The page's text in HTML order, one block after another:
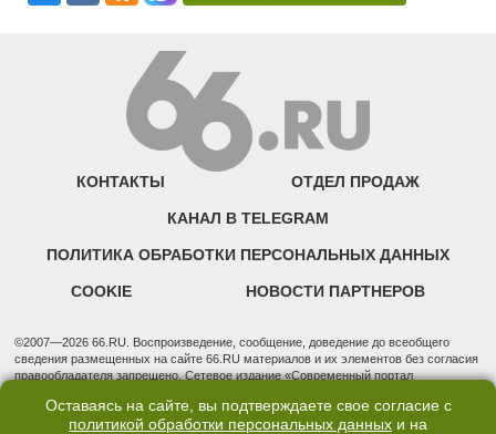
КОНТАКТЫ ОТДЕЛ ПРОДАЖ
КАНАЛ В TELEGRAM
ПОЛИТИКА ОБРАБОТКИ ПЕРСОНАЛЬНЫХ ДАННЫХ
COOKIE НОВОСТИ ПАРТНЕРОВ
©2007—2026 66.RU. Воспроизведение, сообщение, доведение до всеобщего
сведения размещенных на сайте 66.RU материалов и их элементов без согласия
правообладателя запрещено. Сетевое издание «Современный портал
надзору в сфере связи, информационных технологий и массовых коммуникаций
(Роскомнадзор). Регистрационный номер ЭЛ № ФС 77 - 76634 от 02.09.2019
Оставаясь на сайте, вы подтверждаете свое согласие с
политикой обработки персональных данных и на